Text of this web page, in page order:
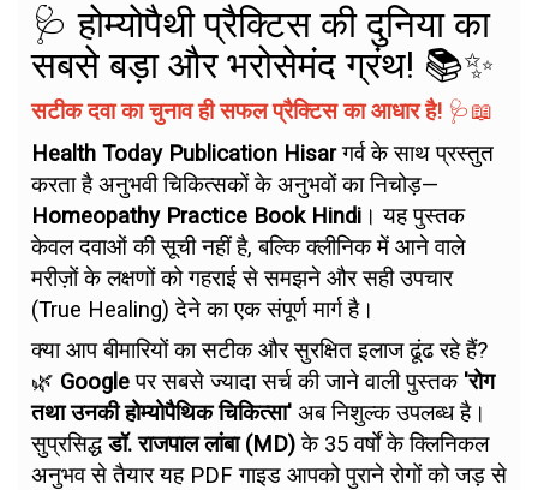
🩺 होम्योपैथी प्रैक्टिस की दुनिया का
सबसे बड़ा और भरोसेमंद ग्रंथ! 📚✨
सटीक दवा का चुनाव ही सफल प्रैक्टिस का आधार है! 🩺📖
Health Today Publication Hisarगर्व के साथ प्रस्तुत
करता है अनुभवी चिकित्सकों के अनुभवों का निचोड़—
Homeopathy Practice Book Hindi । यह पुस्तक
केवल दवाओं की सूची नहीं है, बल्कि क्लीनिक में आने वाले
मरीज़ों के लक्षणों को गहराई से समझने और सही उपचार
(True Healing) देने का एक संपूर्ण मार्ग है।
क्या आप बीमारियों का सटीक और सुरक्षित इलाज ढूंढ रहे हैं?
🌿 Googleपर सबसे ज्यादा सर्च की जाने वाली पुस्तक 'रोग
तथा उनकी होम्योपैथिक चिकित्सा' अब निशुल्क उपलब्ध है।
सुप्रसिद्धडॉ. राजपाल लांबा (MD)के 35 वर्षों के क्लिनिकल
अनुभव से तैयार यह PDF गाइड आपको पुराने रोगों को जड़ से